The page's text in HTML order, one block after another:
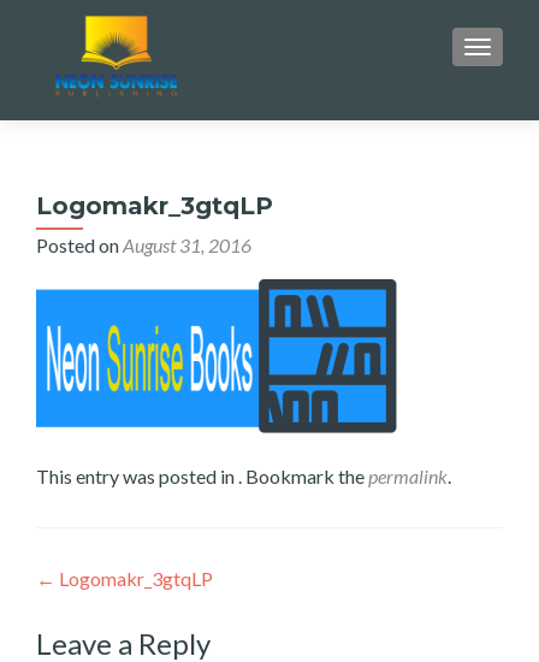
Logomakr_3gtqLP
Posted onAugust 31, 2016
This entry was posted in . Bookmark thepermalink.
Post
navigation
← Logomakr_3gtqLP
Leave a Reply